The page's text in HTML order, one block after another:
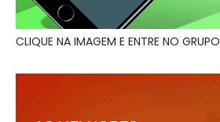
CLIQUE NA IMAGEM E ENTRE NO GRUPO